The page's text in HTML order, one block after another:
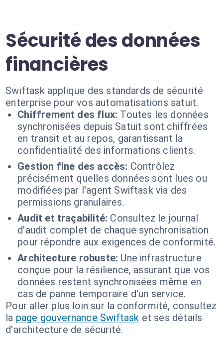
Sécurité des données
financières
Swiftask applique des standards de sécurité
enterprise pour vos automatisations satuit.
Chiffrement des flux: Toutes les données
synchronisées depuis Satuit sont chiffrées
en transit et au repos, garantissant la
confidentialité des informations clients.
Gestion fine des accès: Contrôlez
précisément quelles données sont lues ou
modifiées par l'agent Swiftask via des
permissions granulaires.
Audit et traçabilité: Consultez le journal
d'audit complet de chaque synchronisation
pour répondre aux exigences de conformité.
Architecture robuste: Une infrastructure
conçue pour la résilience, assurant que vos
données restent synchronisées même en
cas de panne temporaire d'un service.
Pour aller plus loin sur la conformité, consultez
la page gouvernance Swiftask et ses détails
d'architecture de sécurité.